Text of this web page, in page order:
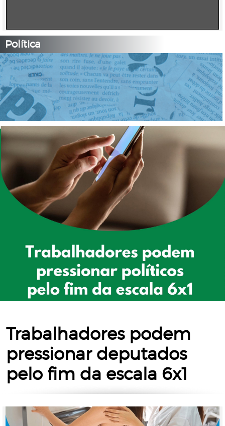
Política
Trabalhadores podem
pressionar deputados
pelo fim da escala 6x1